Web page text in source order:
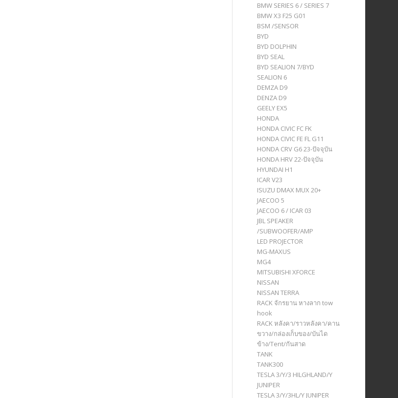
BMW SERIES 6 / SERIES 7
BMW X3 F25 G01
BSM /SENSOR
BYD
BYD DOLPHIN
BYD SEAL
BYD SEALION 7/BYD
SEALION 6
DEMZA D9
DENZA D9
GEELY EX5
HONDA
HONDA CIVIC FC FK
HONDA CIVIC FE FL G11
HONDA CRV G6 23-ปัจจุบัน
HONDA HRV 22-ปัจจุบัน
HYUNDAI H1
ICAR V23
ISUZU DMAX MUX 20+
JAECOO 5
JAECOO 6 / ICAR 03
JBL SPEAKER
/SUBWOOFER/AMP
LED PROJECTOR
MG-MAXUS
MG4
MITSUBISHI XFORCE
NISSAN
NISSAN TERRA
RACK จักรยาน หางลาก tow
hook
RACK หลังคา/ราวหลังคา/คาน
ขวาง/กล่องเก็บของ/บันได
ข้าง/Tent/กันสาด
TANK
TANK300
TESLA 3/Y/3 HILGHLAND/Y
JUNIPER
TESLA 3/Y/3HL/Y JUNIPER